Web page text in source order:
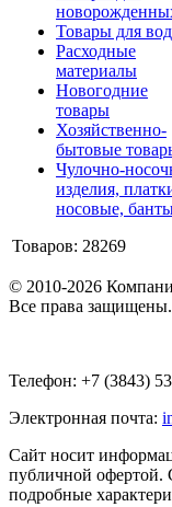
Товары для
Расходные
материалы
Новогодние
товары
Хозяйственно-
бытовые
Чулочно-
изделия,
носовые,
Товаров: 28269
© 2010-2026
Все права защищены.
Телефон: +7 (3843)
Электронная почта:
Сайт носит
публичной офертой.
подробные